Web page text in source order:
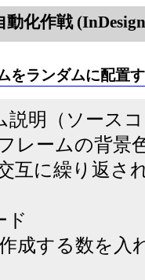
動化作戦
をランダムに配置
説明（ソース
レームの背景
互に繰り返さ
ド
成する数を入